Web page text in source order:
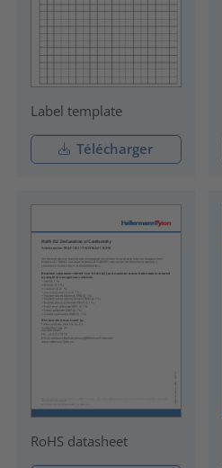
Label template
Télécharger
RoHS datasheet